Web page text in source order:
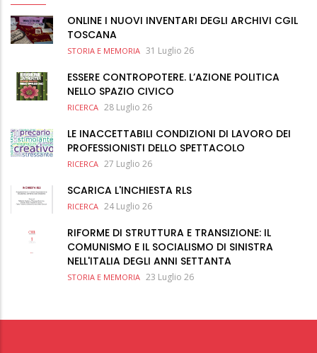
ONLINE I NUOVI INVENTARI DEGLI ARCHIVI CGIL
TOSCANA
STORIA E MEMORIA 31 Luglio 26
ESSERE CONTROPOTERE. L’AZIONE POLITICA
NELLO SPAZIO CIVICO
RICERCA 28 Luglio 26
LE INACCETTABILI CONDIZIONI DI LAVORO DEI
PROFESSIONISTI DELLO SPETTACOLO
RICERCA 27 Luglio 26
SCARICA L'INCHIESTA RLS
RICERCA 24 Luglio 26
RIFORME DI STRUTTURA E TRANSIZIONE: IL
COMUNISMO E IL SOCIALISMO DI SINISTRA
NELL'ITALIA DEGLI ANNI SETTANTA
STORIA E MEMORIA 23 Luglio 26